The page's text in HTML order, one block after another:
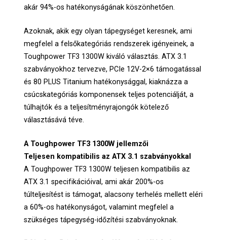
akár 94%-os hatékonyságának köszönhetően.
Azoknak, akik egy olyan tápegységet keresnek, ami
megfelel a felsőkategóriás rendszerek igényeinek, a
Toughpower TF3 1300W kiváló választás. ATX 3.1
szabványokhoz tervezve, PCIe 12V-2×6 támogatással
és 80 PLUS Titanium hatékonysággal, kiaknázza a
csúcskategóriás komponensek teljes potenciálját, a
túlhajtók és a teljesítményrajongók kötelező
választásává téve.
A Toughpower TF3 1300W jellemzői
Teljesen kompatibilis az ATX 3.1 szabványokkal
A Toughpower TF3 1300W teljesen kompatibilis az
ATX 3.1 specifikációival, ami akár 200%-os
túlteljesítést is támogat, alacsony terhelés mellett eléri
a 60%-os hatékonyságot, valamint megfelel a
szükséges tápegység-időzítési szabványoknak.